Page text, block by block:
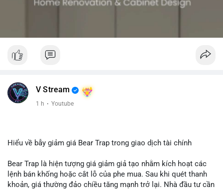
V Stream
1 h · Youtube
Hiểu về bẫy giảm giá Bear Trap trong giao dịch tài chính
Bear Trap là hiện tượng giá giảm giả tạo nhằm kích hoạt các
lệnh bán khống hoặc cắt lỗ của phe mua. Sau khi quét thanh
khoản, giá thường đảo chiều tăng mạnh trở lại. Nhà đầu tư cần